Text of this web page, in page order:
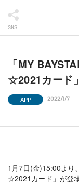
SNS
「MY
☆2021カード
APP 2022/1/7
1月7日(金)15:00より
☆2021カード」が登